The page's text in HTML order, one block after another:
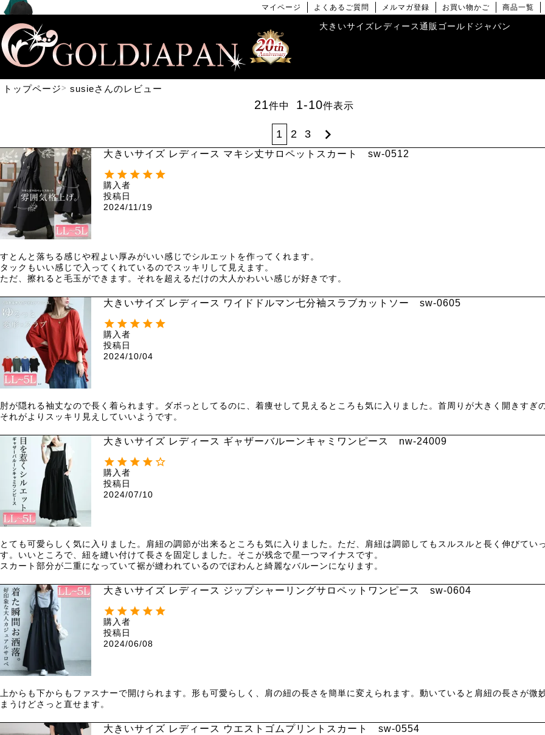
マイページ よくあるご質問 メルマガ登録 お買い物かご 商品一覧
大きいサイズレディース通販ゴールドジャパン
トップページ susieさんのレビュー
21件中 1-10件表示
1 2 3
大きいサイズ レディース マキシ丈サロペットスカート sw-0512
購入者
投稿日
2024/11/19
すとんと落ちる感じや程よい厚みがいい感じでシルエットを作ってくれます。
タックもいい感じで入ってくれているのでスッキリして見えます。
ただ、擦れると毛玉ができます。それを超えるだけの大人かわいい感じが好きです。
大きいサイズ レディース ワイドドルマン七分袖スラブカットソー sw-0605
購入者
投稿日
2024/10/04
肘が隠れる袖丈なので長く着られます。ダボっとしてるのに、着痩せして見えるところも気に入りました。首周りが大きく開きすぎ
それがよりスッキリ見えしていいようです。
大きいサイズ レディース ギャザーバルーンキャミワンピース nw-24009
購入者
投稿日
2024/07/10
とても可愛らしく気に入りました。肩紐の調節が出来るところも気に入りました。ただ、肩紐は調節してもスルスルと長く伸びてい
す。いいところで、紐を縫い付けて長さを固定しました。そこが残念で星一つマイナスです。
スカート部分が二重になっていて裾が縫われているのでぽわんと綺麗なバルーンになります。
大きいサイズ レディース ジップシャーリングサロペットワンピース sw-0604
購入者
投稿日
2024/06/08
上からも下からもファスナーで開けられます。形も可愛らしく、肩の紐の長さを簡単に変えられます。動いていると肩紐の長さが微
まうけどさっと直せます。
大きいサイズ レディース ウエストゴムプリントスカート sw-0554